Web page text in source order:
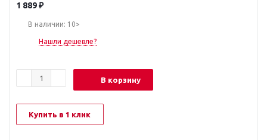
1 889₽
В наличии: 10>
Нашли дешевле?
В корзину
Купить в 1 клик